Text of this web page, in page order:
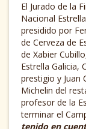
El Jurado de la
Nacional
presidido por
de Cerveza de
de Xabier
Estrella Galicia,
prestigio y Juan
Michelin del
profesor de la
terminar el
tenido en